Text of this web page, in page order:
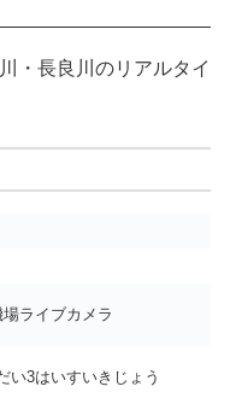
・長良川のリアルタイ
ライブカメラ
い3はいすいきじょう